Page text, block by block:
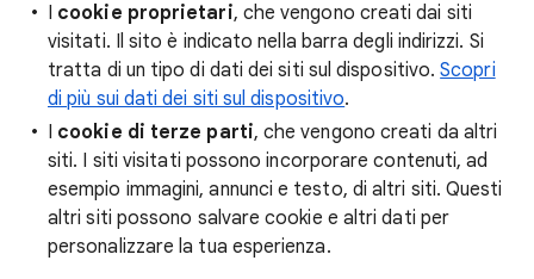
I cookie proprietari, che vengono creati dai siti
visitati. Il sito è indicato nella barra degli indirizzi. Si
tratta di un tipo di dati dei siti sul dispositivo.Scopri
di più sui dati dei siti sul dispositivo.
I cookie di terze parti, che vengono creati da altri
siti. I siti visitati possono incorporare contenuti, ad
esempio immagini, annunci e testo, di altri siti. Questi
altri siti possono salvare cookie e altri dati per
personalizzare la tua esperienza.